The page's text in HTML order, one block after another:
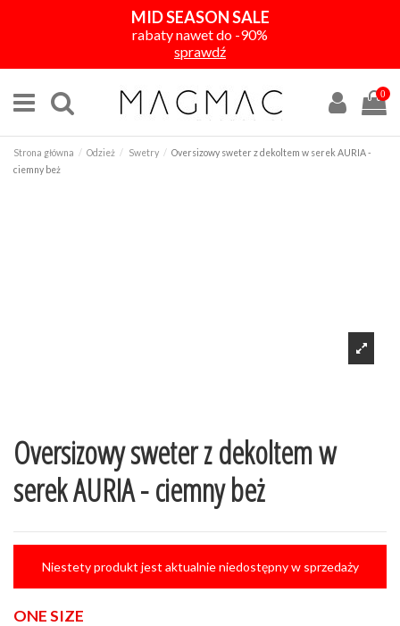
MID SEASON SALE
rabaty nawet do -90%
sprawdź
0
Strona główna Odzież Swetry
Oversizowy sweter z dekoltem w serek AURIA -
ciemny beż
Oversizowy sweter z dekoltem w
serek AURIA - ciemny beż
Niestety produkt jest aktualnie niedostępny w sprzedaży
ONE SIZE